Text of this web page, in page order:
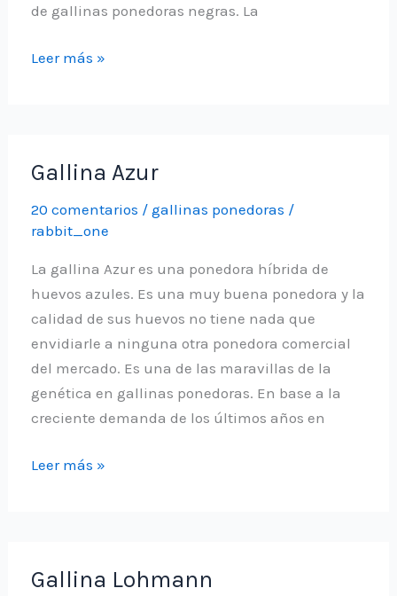
de gallinas ponedoras negras. La
Gallina
Leer más »
Gallina Azur
20 comentarios / gallinas ponedoras /
rabbit_one
La gallina Azur es una ponedora híbrida de
huevos azules. Es una muy buena ponedora y la
calidad de sus huevos no tiene nada que
envidiarle a ninguna otra ponedora comercial
del mercado. Es una de las maravillas de la
genética en gallinas ponedoras. En base a la
creciente demanda de los últimos años en
Gallina
Leer más »
Gallina Lohmann